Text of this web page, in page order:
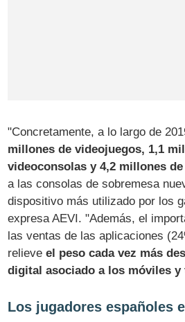
"Concretamente, a lo largo de
millones de videojuegos, 1,1
videoconsolas y 4,2 millones
a las consolas de sobremesa
dispositivo más utilizado por los
expresa AEVI. "Además, el
las ventas de las aplicaciones
relieveel peso cada vez más
digital asociado a los móviles y
Los jugadores españoles